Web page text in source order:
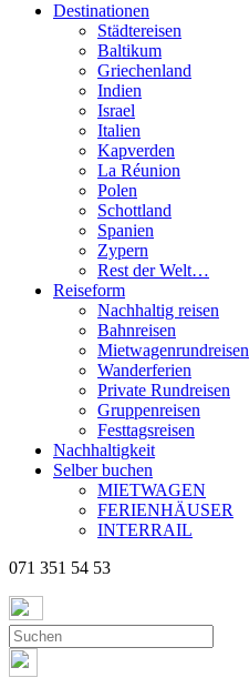
Destinationen
Städtereisen
Baltikum
Griechenland
Indien
Israel
Italien
Kapverden
La Réunion
Polen
Schottland
Spanien
Zypern
Rest der Welt…
Reiseform
Nachhaltig reisen
Bahnreisen
Mietwagenrundreisen
Wanderferien
Private Rundreisen
Gruppenreisen
Festtagsreisen
Nachhaltigkeit
Selber buchen
MIETWAGEN
FERIENHÄUSER
INTERRAIL
071 351 54 53